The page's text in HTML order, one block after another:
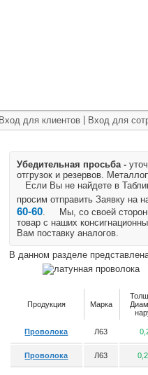
Вход для клиентов Вход для
Убедительная просьба -
отгрузок и резервов.
Если Вы не найдете в
просим отправить Заявку на
60-60. Мы, со своей
товар с наших
Вам поставку аналогов.
В данном разделе
Продукция Марка
Проволока Л63
Проволока Л63